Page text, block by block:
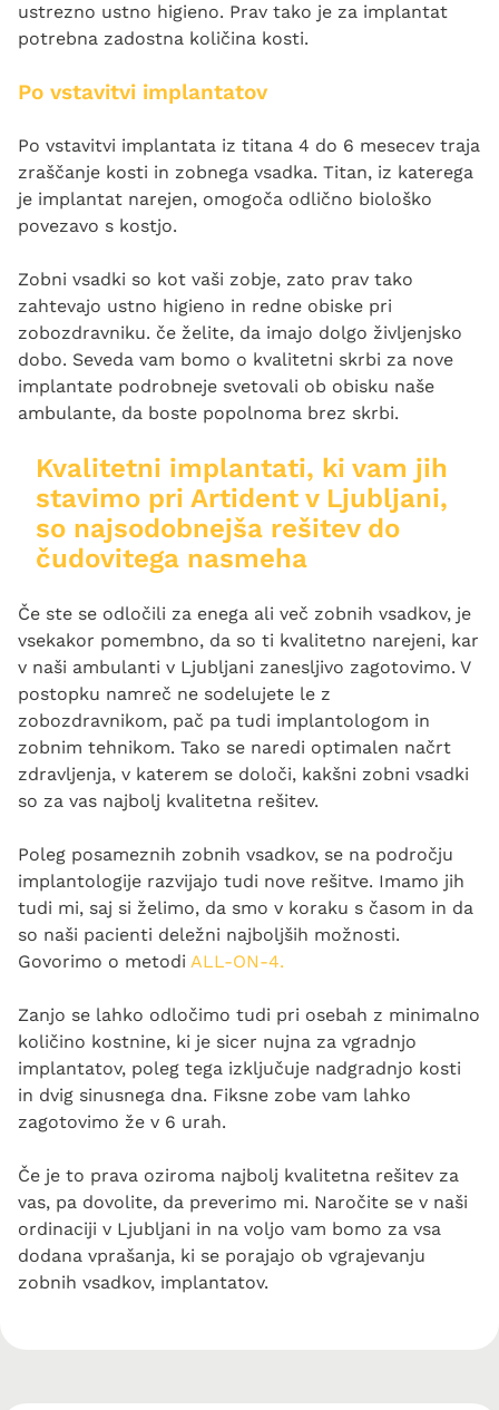
ustrezno ustno higieno. Prav tako je za implantat
potrebna zadostna količina kosti.
Po vstavitvi implantatov
Po vstavitvi implantata iz titana 4 do 6 mesecev traja
zraščanje kosti in zobnega vsadka. Titan, iz katerega
je implantat narejen, omogoča odlično biološko
povezavo s kostjo.
Zobni vsadki so kot vaši zobje, zato prav tako
zahtevajo ustno higieno in redne obiske pri
zobozdravniku. če želite, da imajo dolgo življenjsko
dobo. Seveda vam bomo o kvalitetni skrbi za nove
implantate podrobneje svetovali ob obisku naše
ambulante, da boste popolnoma brez skrbi.
Kvalitetni implantati, ki vam jih
stavimo pri Artident v Ljubljani,
so najsodobnejša rešitev do
čudovitega nasmeha
Če ste se odločili za enega ali več zobnih vsadkov, je
vsekakor pomembno, da so ti kvalitetno narejeni, kar
v naši ambulanti v Ljubljani zanesljivo zagotovimo. V
postopku namreč ne sodelujete le z
zobozdravnikom, pač pa tudi implantologom in
zobnim tehnikom. Tako se naredi optimalen načrt
zdravljenja, v katerem se določi, kakšni zobni vsadki
so za vas najbolj kvalitetna rešitev.
Poleg posameznih zobnih vsadkov, se na področju
implantologije razvijajo tudi nove rešitve. Imamo jih
tudi mi, saj si želimo, da smo v koraku s časom in da
so naši pacienti deležni najboljših možnosti.
Govorimo o metodi ALL-ON-4.
Zanjo se lahko odločimo tudi pri osebah z minimalno
količino kostnine, ki je sicer nujna za vgradnjo
implantatov, poleg tega izključuje nadgradnjo kosti
in dvig sinusnega dna. Fiksne zobe vam lahko
zagotovimo že v 6 urah.
Če je to prava oziroma najbolj kvalitetna rešitev za
vas, pa dovolite, da preverimo mi. Naročite se v naši
ordinaciji v Ljubljani in na voljo vam bomo za vsa
dodana vprašanja, ki se porajajo ob vgrajevanju
zobnih vsadkov, implantatov.